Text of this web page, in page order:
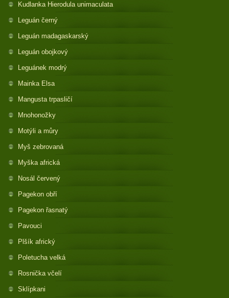
Kudlanka Hierodula unimaculata
Leguán černý
Leguán madagaskarský
Leguán obojkový
Leguánek modrý
Mainka Elsa
Mangusta trpasličí
Mnohonožky
Motýli a můry
Myš zebrovaná
Myška africká
Nosál červený
Pagekon obří
Pagekon řasnatý
Pavouci
Plšík africký
Poletucha velká
Rosnička včelí
Sklípkani